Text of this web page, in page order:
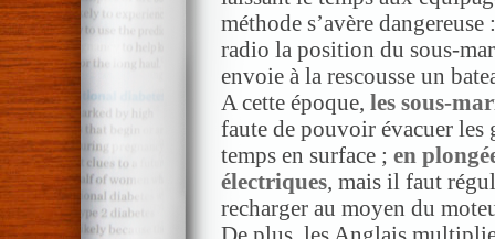
méthode s’avère
radio la position du sous-
envoie à la rescousse un
A cette époque, les sous-
faute de pouvoir évacuer
temps en surface ; en
électriques, mais il faut
recharger au moyen du
De plus, les Anglais